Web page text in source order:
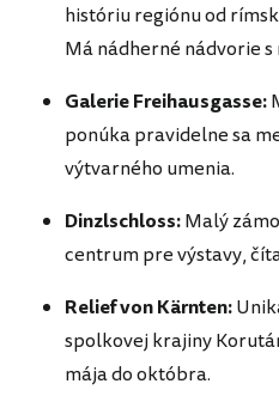
históriu regiónu od
Má nádherné nádvorie
Galerie Freihausgasse:
ponúka pravidelne sa
výtvarného umenia.
Dinzlschloss:Malý
centrum pre výstavy,
Relief von Kärnten:
spolkovej krajiny
mája do októbra.